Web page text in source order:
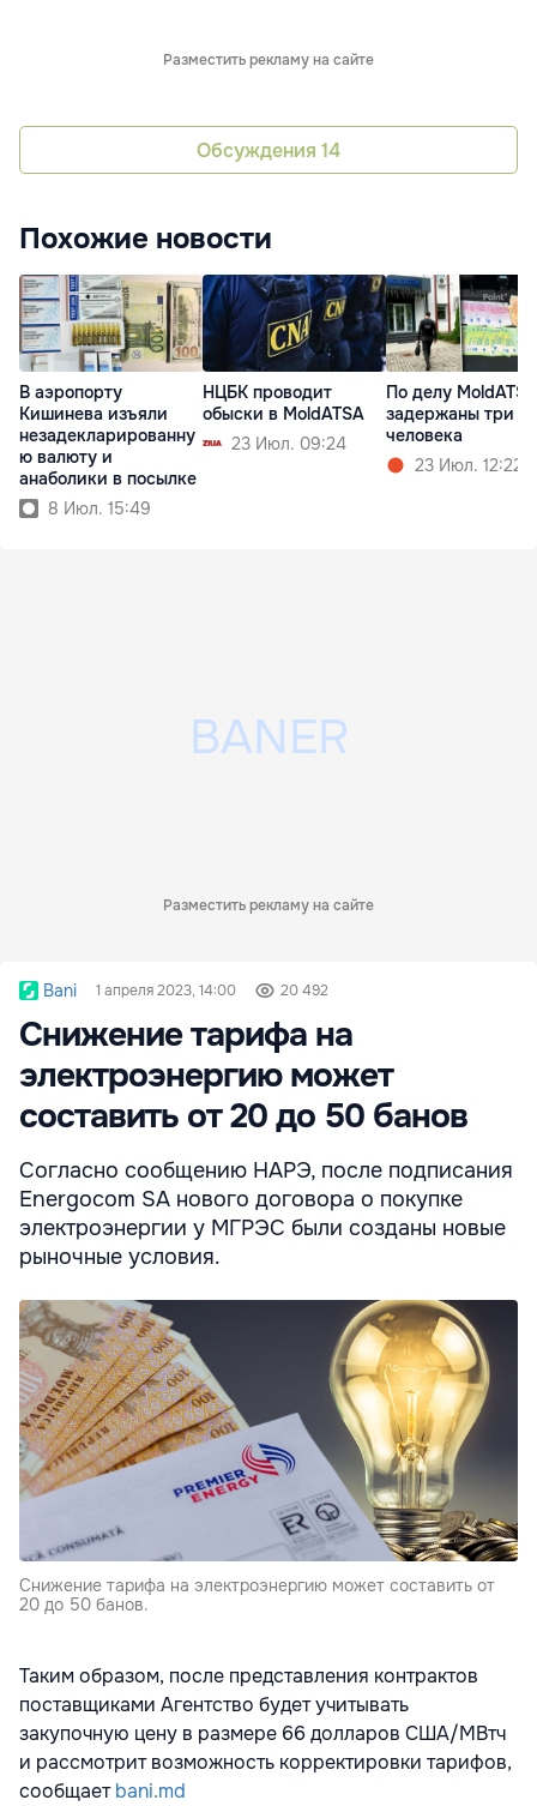
Разместить рекламу на сайте
Обсуждения 14
Похожие новости
В аэропорту
Кишинева изъяли
незадекларированну
ю валюту и
анаболики в посылке
8 Июл. 15:49
НЦБК проводит
обыски в MoldATSA
23 Июл. 09:24
По делу MoldATSA
задержаны три
человека
23 Июл. 12:22
Разместить рекламу на сайте
Bani 1 апреля 2023, 14:00 20 492
Снижение тарифа на
электроэнергию может
составить от 20 до 50 банов
Согласно сообщению НАРЭ, после подписания
Energocom SA нового договора о покупке
электроэнергии у МГРЭС были созданы новые
рыночные условия.
Снижение тарифа на электроэнергию может составить от
20 до 50 банов.
Таким образом, после представления контрактов
поставщиками Агентство будет учитывать
закупочную цену в размере 66 долларов США/МВтч
и рассмотрит возможность корректировки тарифов,
сообщаетbani.md